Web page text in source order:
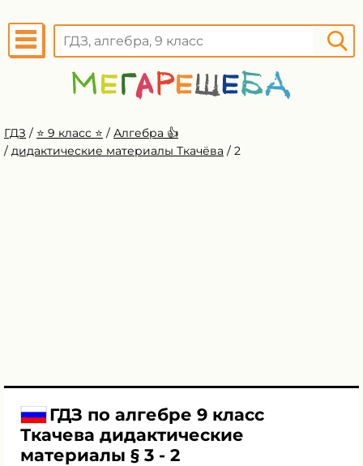
ГДЗ / ⭐️ 9 класс ⭐️ / Алгебра 👍
/ дидактические материалы Ткачёва / 2
ГДЗ по алгебре 9 класс
Ткачева дидактические
материалы § 3 - 2